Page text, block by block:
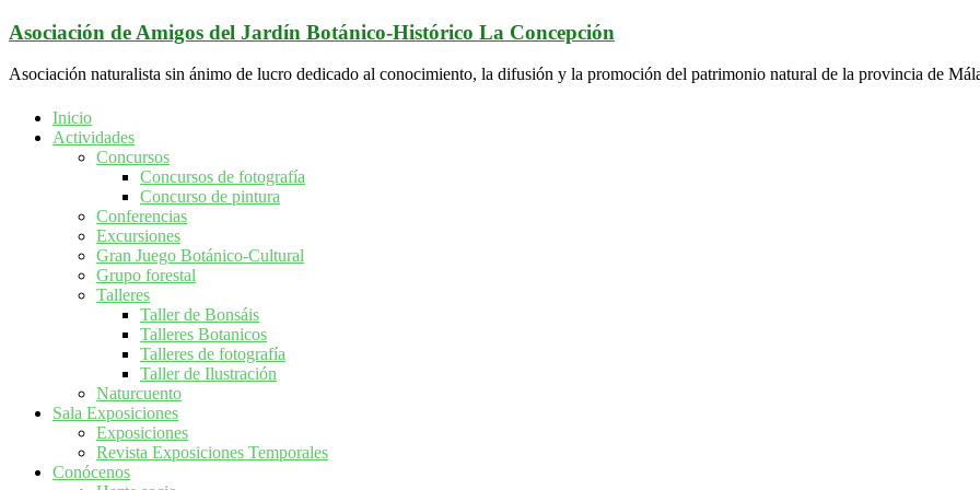
Saltar
contenido
Asociación de Amigos del Jardín Botánico-Histórico La Concepción
Asociación naturalista sin ánimo de lucro dedicado al conocimiento, la difusión y la promoción del patrimonio natural de la provincia de
Inicio
Actividades
Concursos
Concursos de fotografía
Concurso de pintura
Conferencias
Excursiones
Gran Juego Botánico-Cultural
Grupo forestal
Talleres
Taller de Bonsáis
Talleres Botanicos
Talleres de fotografía
Taller de Ilustración
Naturcuento
Sala Exposiciones
Exposiciones
Revista Exposiciones Temporales
Conócenos